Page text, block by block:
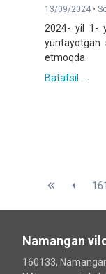
13/09/2024 •
2024- yil 1-
yuritayotgan
etmoqda.
Batafsil ...
161
Namangan
160133,